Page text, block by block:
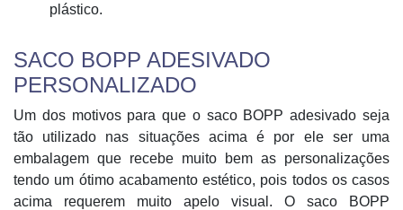
plástico.
SACO BOPP ADESIVADO
PERSONALIZADO
Um dos motivos para que o saco BOPP adesivado seja
tão utilizado nas situações acima é por ele ser uma
embalagem que recebe muito bem as personalizações
tendo um ótimo acabamento estético, pois todos os casos
acima requerem muito apelo visual. O saco BOPP